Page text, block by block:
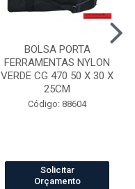
BOLSA PORTA
FERRAMENTAS NYLON
VERDE CG 470 50 X 30 X
25CM
Código: 88604
Solicitar
Orçamento